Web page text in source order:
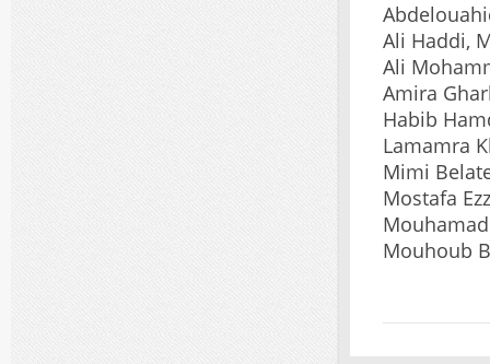
Ali Haddi,
Ali
Amira
Habib
Lamamra
Mimi
Mostafa
Mouhoub